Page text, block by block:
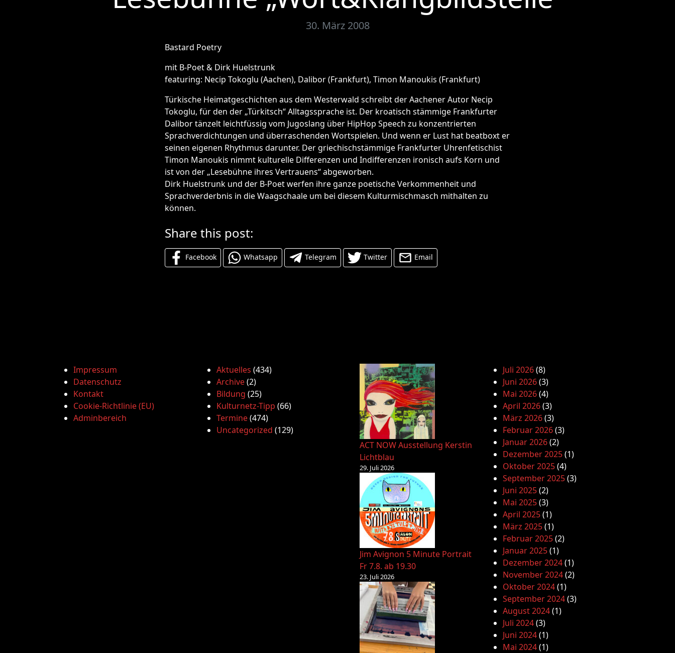
30. März 2008
Bastard Poetry
mit B-Poet & Dirk Huelstrunk
featuring: Necip Tokoglu (Aachen), Dalibor (Frankfurt), Timon Manoukis (Frankfurt)
Türkische Heimatgeschichten aus dem Westerwald schreibt der Aachener Autor Necip
Tokoglu, für den der „Türkitsch“ Alltagssprache ist. Der kroatisch stämmige Frankfurter
Dalibor tänzelt leichtfüssig vom Jugoslang über HipHop Speech zu konzentrierten
Sprachverdichtungen und überraschenden Wortspielen. Und wenn er Lust hat beatboxt er
seinen eigenen Rhythmus darunter. Der griechischstämmige Frankfurter Uhrenfetischist
Timon Manoukis nimmt kulturelle Differenzen und Indifferenzen ironisch aufs Korn und
ist von der „Lesebühne ihres Vertrauens“ abgeworben.
Dirk Huelstrunk und der B-Poet werfen ihre ganze poetische Verkommenheit und
Sprachverderbnis in die Waagschaale um bei diesem Kulturmischmasch mithalten zu
können.
Share this post:
Facebook Whatsapp Telegram Twitter Email
Impressum
Datenschutz
Kontakt
Cookie-Richtlinie (EU)
Adminbereich
Aktuelles (434)
Archive(2)
Bildung (25)
Kulturnetz-Tipp (66)
Termine(474)
Uncategorized (129)
ACT NOW Ausstellung Kerstin
Lichtblau
29. Juli 2026
Jim Avignon 5 Minute Portrait
Fr 7.8. ab 19.30
23. Juli 2026
Juli 2026(8)
Juni 2026(3)
Mai 2026(4)
April 2026(3)
März 2026(3)
Februar 2026(3)
Januar 2026(2)
Dezember 2025(1)
Oktober 2025(4)
September 2025(3)
Juni 2025(2)
Mai 2025(3)
April 2025(1)
März 2025(1)
Februar 2025(2)
Januar 2025(1)
Dezember 2024(1)
November 2024(2)
Oktober 2024(1)
September 2024(3)
August 2024(1)
Juli 2024(3)
Juni 2024(1)
Mai 2024(1)